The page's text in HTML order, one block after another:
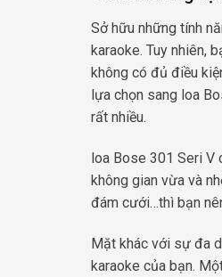
Sở hữu những tính
karaoke. Tuy nhiên,
không có đủ điều
lựa chọn sang loa
rất nhiều.
loa Bose 301 Seri V
không gian vừa và
đám cưới…thì bạn
Mặt khác với sự đa
karaoke của bạn.